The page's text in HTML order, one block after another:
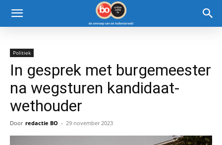
Politiek
In gesprek met burgemeester
na wegsturen kandidaat-
wethouder
Door redactie BO - 29 november 2023